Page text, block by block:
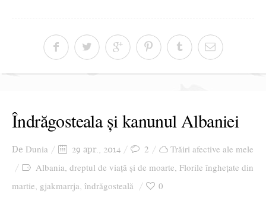
Îndrăgosteala și kanunul Albaniei
De Dunia 29 apr., 2014 2
Trăiri afective ale mele
Albania, dreptul de viață și de moarte, Florile înghețate din
martie, gjakmarrja, îndrăgosteală 0